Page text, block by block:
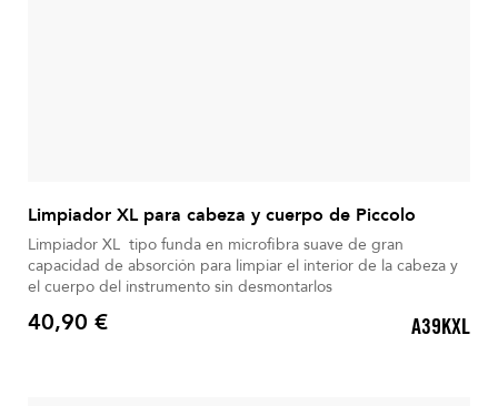
Limpiador XL para cabeza y cuerpo de Piccolo
Limpiador XL tipo funda en microfibra suave de gran
capacidad de absorción para limpiar el interior de la cabeza y
el cuerpo del instrumento sin desmontarlos
Precio
40,90 € A39KXL